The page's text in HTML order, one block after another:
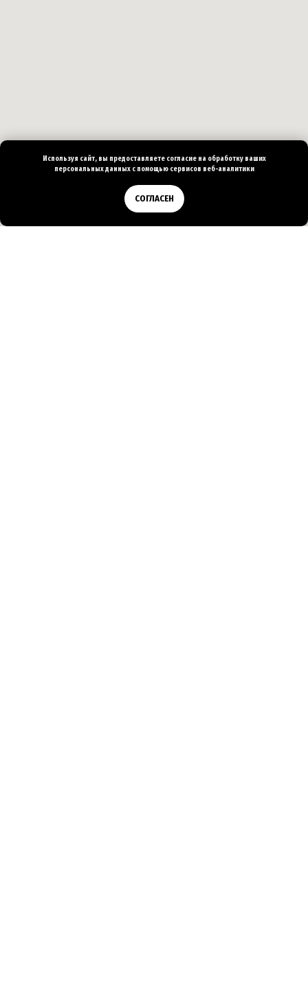
Используя сайт, вы предоставляете согласие на обработку ваших
персональныхданных с помощью сервисов веб-аналитики
СОГЛАСЕН
Позвонить